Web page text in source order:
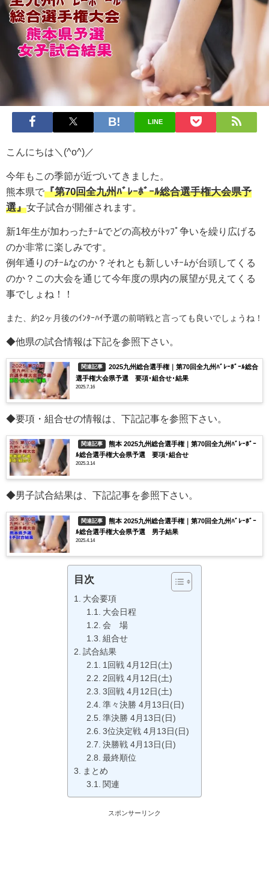
LINE
こんにちは＼(^o^)／
今年もこの季節が近づいてきました。
熊本県で『第70回全九州ﾊﾞﾚｰﾎﾞｰﾙ総合選手権大会県予
選』女子試合が開催されます。
新1年生が加わったﾁｰﾑでどの高校がﾄｯﾌﾟ争いを繰り広げる
のか非常に楽しみです。
例年通りのﾁｰﾑなのか？それとも新しいﾁｰﾑが台頭してくる
のか？ この大会を通じて今年度の県内の展望が見えてくる
事でしょね！！
また、約2ヶ月後のｲﾝﾀｰﾊｲ予選の前哨戦と言っても良いでしょうね！
◆他県の試合情報は下記を参照下さい。
関連記事
2025九州総合選手権｜第70回全九州ﾊﾞﾚｰﾎﾞｰﾙ総合
選手権大会県予選 要項･組合せ･結果
2025.7.16
◆要項・組合せの情報は、下記記事を参照下さい。
関連記事
熊本 2025九州総合選手権｜第70回全九州ﾊﾞﾚｰﾎﾞｰ
ﾙ総合選手権大会県予選 要項･組合せ
2025.3.14
◆男子試合結果は、下記記事を参照下さい。
関連記事
熊本 2025九州総合選手権｜第70回全九州ﾊﾞﾚｰﾎﾞｰ
ﾙ総合選手権大会県予選 男子結果
2025.4.14
目次
大会要項
大会日程
会 場
組合せ
試合結果
1回戦 4月12日(土)
2回戦 4月12日(土)
3回戦 4月12日(土)
準々決勝 4月13日(日)
準決勝 4月13日(日)
3位決定戦 4月13日(日)
決勝戦 4月13日(日)
最終順位
まとめ
関連
スポンサーリンク